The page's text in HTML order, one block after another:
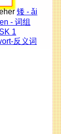
矮 - ǎi
- 词组
1
反义词